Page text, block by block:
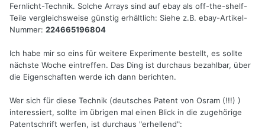
Fernlicht-Technik. Solche Arrays sind auf ebay als off-the-shelf-
Teile vergleichsweise günstig erhältlich: Siehe z.B. ebay-Artikel-
Nummer: 224665196804
Ich habe mir so eins für weitere Experimente bestellt, es sollte
nächste Woche eintreffen. Das Ding ist durchaus bezahlbar, über
die Eigenschaften werde ich dann berichten.
Wer sich für diese Technik (deutsches Patent von Osram (!!!) )
interessiert, sollte im übrigen mal einen Blick in die zugehörige
Patentschrift werfen, ist durchaus "erhellend":